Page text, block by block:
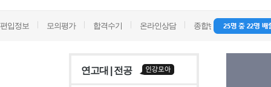
편입정보 모의평가 합격수기 온라인상담 종합반 방문상담
연고대 | 전공